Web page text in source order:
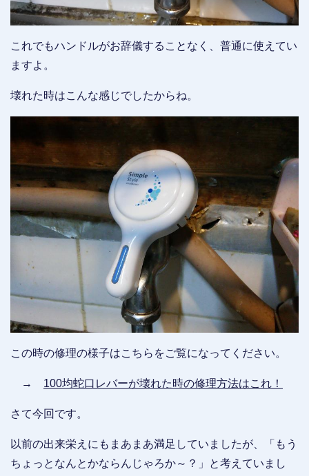
これでもハンドルがお辞儀することなく、普通に使えてい
ますよ。
壊れた時はこんな感じでしたからね。
この時の修理の様子はこちらをご覧になってください。
→ 100均蛇口レバーが壊れた時の修理方法はこれ！
さて今回です。
以前の出来栄えにもまあまあ満足していましたが、「もう
ちょっとなんとかならんじゃろか～？」と考えていまし